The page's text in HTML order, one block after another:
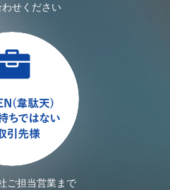
わせください
ご担当営業まで